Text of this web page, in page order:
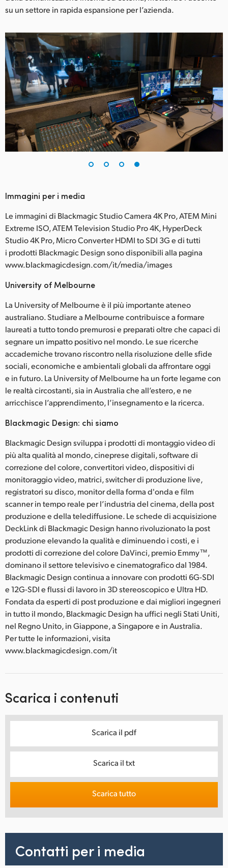
su un settore in rapida espansione per l’azienda.
Immagini per i media
Le immagini di Blackmagic Studio Camera 4K Pro, ATEM Mini
Extreme ISO, ATEM Television Studio Pro 4K, HyperDeck
Studio 4K Pro, Micro Converter HDMI to SDI 3G e di tutti
i prodotti Blackmagic Design sono disponibili alla pagina
www.blackmagicdesign.com/it/media/images
University of Melbourne
La University of Melbourne è il più importante ateneo
australiano. Studiare a Melbourne contribuisce a formare
laureati a tutto tondo premurosi e preparati oltre che capaci di
segnare un impatto positivo nel mondo. Le sue ricerche
accademiche trovano riscontro nella risoluzione delle sfide
sociali, economiche e ambientali globali da affrontare oggi
e in futuro. La University of Melbourne ha un forte legame con
le realtà circostanti, sia in Australia che all’estero, e ne
arricchisce l’apprendimento, l’insegnamento e la ricerca.
Blackmagic Design: chi siamo
Blackmagic Design sviluppa i prodotti di montaggio video di
più alta qualità al mondo, cineprese digitali, software di
correzione del colore, convertitori video, dispositivi di
monitoraggio video, matrici, switcher di produzione live,
registratori su disco, monitor della forma d'onda e film
scanner in tempo reale per l’industria del cinema, della post
produzione e della telediffusione. Le schede di acquisizione
DeckLink di Blackmagic Design hanno rivoluzionato la post
produzione elevando la qualità e diminuendo i costi, e i
prodotti di correzione del colore DaVinci, premio Emmy™,
dominano il settore televisivo e cinematografico dal 1984.
Blackmagic Design continua a innovare con prodotti 6G-SDI
e 12G-SDI e flussi di lavoro in 3D stereoscopico e Ultra HD.
Fondata da esperti di post produzione e dai migliori ingegneri
in tutto il mondo, Blackmagic Design ha uffici negli Stati Uniti,
nel Regno Unito, in Giappone, a Singapore e in Australia.
Per tutte le informazioni, visita
www.blackmagicdesign.com/it
Scarica i contenuti
Scarica il pdf
Scarica il txt
Scarica tutto
Contatti per i media